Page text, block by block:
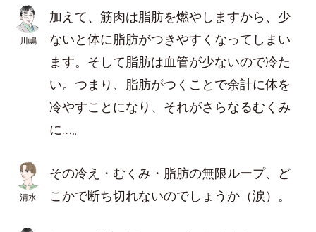
川嶋
加えて、筋肉は脂肪を燃やしますから、少
ないと体に脂肪がつきやすくなってしまい
ます。そして脂肪は血管が少ないので冷た
い。つまり、脂肪がつくことで余計に体を
冷やすことになり、それがさらなるむくみ
に…。
清水
その冷え・むくみ・脂肪の無限ループ、ど
こかで断ち切れないのでしょうか（涙）。